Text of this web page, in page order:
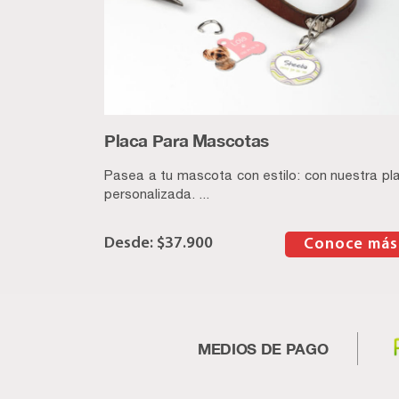
Placa Para Mascotas
Pasea a tu mascota con estilo: con nuestra
personalizada. ...
$37.900 Conoce más
MEDIOS DE PAGO